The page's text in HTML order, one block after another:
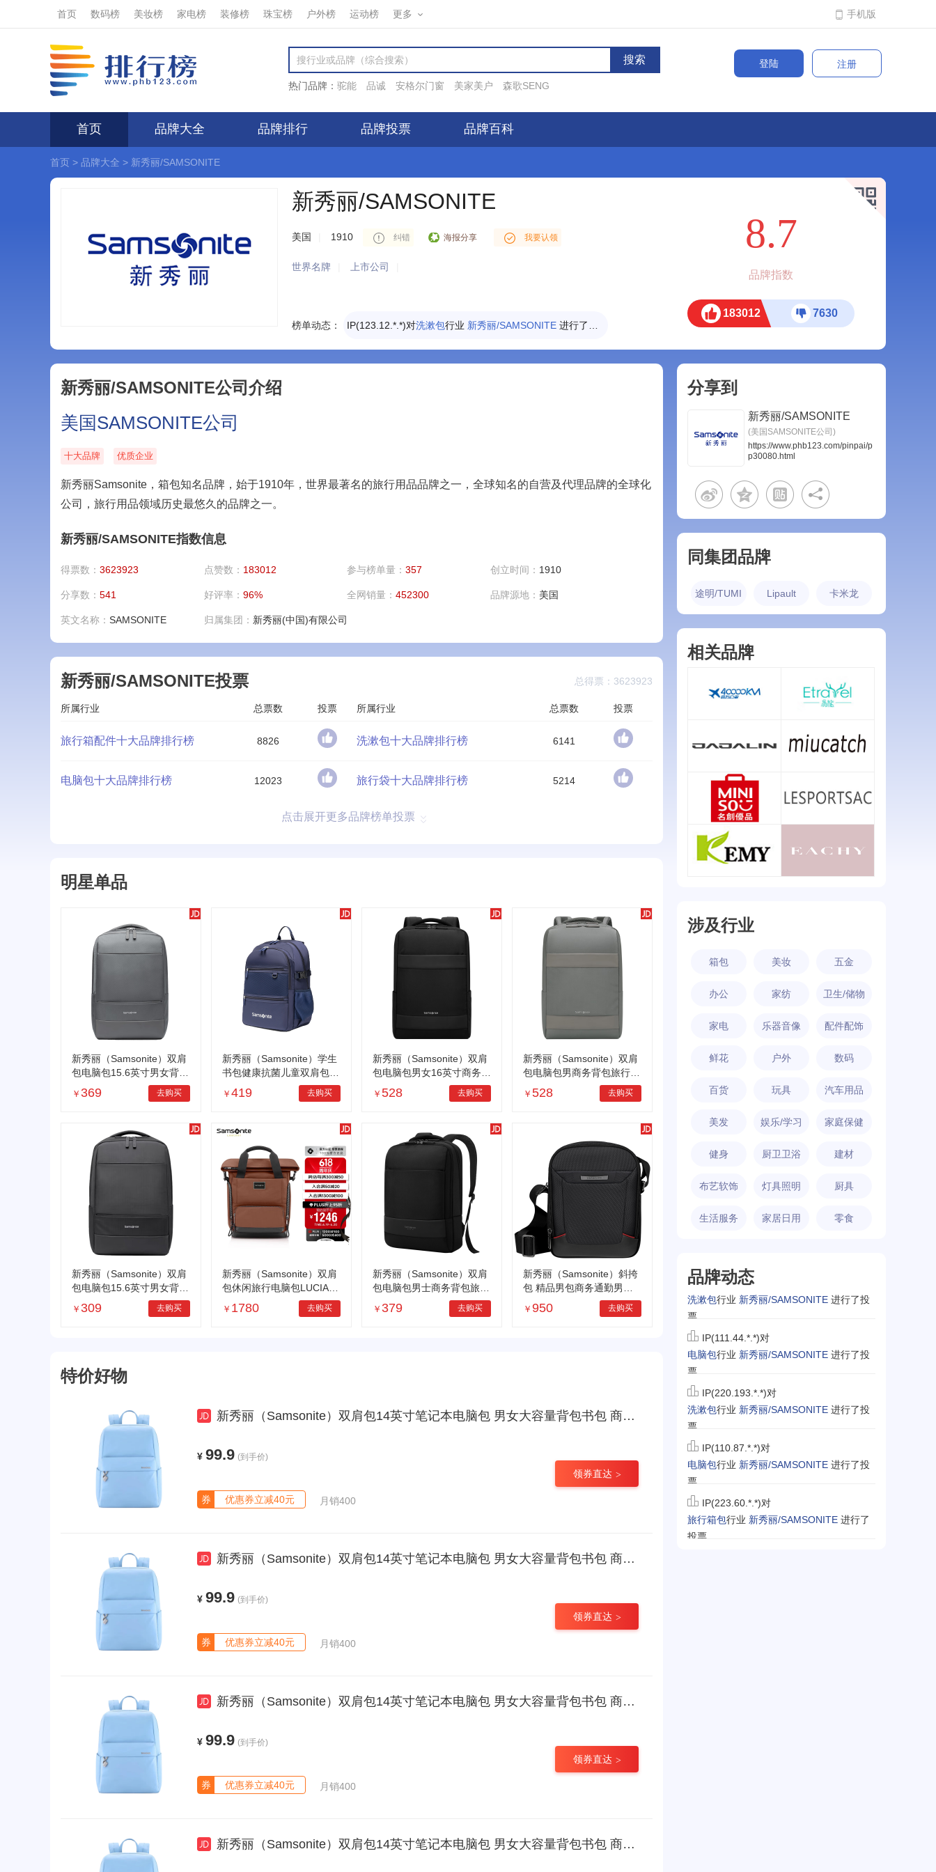
首页 数码榜 美妆榜 家电榜 装修榜 珠宝榜 户外榜 运动榜 更多 手机版
登陆
注册
热门品牌： 驼能 品诚 安格尔门窗 美家美户 森歌SENG
首页 品牌大全 品牌排行 品牌投票 品牌百科
首页 > 品牌大全 > 新秀丽/SAMSONITE
新秀丽/SAMSONITE
美国 1910 纠错 海报分享 我要认领
世界名牌 上市公司
榜单动态：
IP(220.193.*.*)对 洗漱包行业新秀丽/SAMSONITE
IP(110.87.*.*)对
IP(123.12.*.*)对洗漱包行业 新秀丽/SAMSONITE 进行了投票
IP(111.44.*.*)对电脑包行业新秀丽/SAMSONITE进行了投票
8.7
品牌指数
183012 7630
新秀丽/SAMSONITE公司介绍
美国SAMSONITE公司
十大品牌 优质企业
新秀丽Samsonite，箱包知名品牌，始于1910年，世界最著名的旅行用品品牌之一，全球知名的自营及代理品牌的全球化
公司，旅行用品领域历史最悠久的品牌之一。
新秀丽/SAMSONITE指数信息
得票数： 3623923 点赞数： 183012 参与榜单量： 357 创立时间： 1910
分享数： 541 好评率： 96% 全网销量： 452300 品牌源地： 美国
英文名称： SAMSONITE 归属集团： 新秀丽(中国)有限公司
总得票：3623923
新秀丽/SAMSONITE投票
所属行业 总票数 投票 所属行业 总票数 投票
旅行箱配件十大品牌排行榜 8826 洗漱包十大品牌排行榜 6141
电脑包十大品牌排行榜 12023 旅行袋十大品牌排行榜 5214
点击展开更多品牌榜单投票
明星单品
新秀丽（Samsonite）双肩
包电脑包15.6英寸男女背包
书包商务旅行包TX6 灰色
￥ 369 去购买
新秀丽（Samsonite）学生
书包健康抗菌儿童双肩包高
颜值背包轻便减负4-6年级T
U6*01007
￥ 419 去购买
新秀丽（Samsonite）双肩
包电脑包男女16英寸商务背
包旅行包苹果笔记本书包通
勤 黑色
￥ 528 去购买
新秀丽（Samsonite）双肩
包电脑包男商务背包旅行包
苹果笔记本电脑包15.6英寸
TX5灰色
￥ 528 去购买
新秀丽（Samsonite）双肩
包电脑包15.6英寸男女背包
书包商务旅行通勤包TX6*0
9001黑色
￥ 309 去购买
新秀丽（Samsonite）双肩
包休闲旅行电脑包LUCIA时
尚潮型背包13英寸TM7
￥ 1780 去购买
新秀丽（Samsonite）双肩
包电脑包男士商务背包旅行
包笔记本电脑包 15.6英寸B
U1黑色
￥ 379 去购买
新秀丽（Samsonite）斜挎
包 精品男包商务通勤男士
单肩包时尚休闲大容量KM2
*09002黑色
￥ 950 去购买
特价好物
新秀丽（Samsonite）双肩包14英寸笔记本电脑包 男女大容量背包书包 商务通勤出差旅行 蓝色微瑕款特价清仓【严禁干洗/热风机烘干】
¥ 99.9 (到手价)
券 优惠券立减40元 月销400
领券直达
新秀丽（Samsonite）双肩包14英寸笔记本电脑包 男女大容量背包书包 商务通勤出差旅行 蓝色微瑕款特价清仓【严禁干洗/热风机烘干】
¥ 99.9 (到手价)
券 优惠券立减40元 月销400
领券直达
新秀丽（Samsonite）双肩包14英寸笔记本电脑包 男女大容量背包书包 商务通勤出差旅行 蓝色微瑕款特价清仓【严禁干洗/热风机烘干】
¥ 99.9 (到手价)
券 优惠券立减40元 月销400
领券直达
新秀丽（Samsonite）双肩包14英寸笔记本电脑包 男女大容量背包书包 商务通勤出差旅行 蓝色微瑕款特价清仓【严禁干洗/热风机烘干】
分享到
新秀丽/SAMSONITE
(美国SAMSONITE公司)
https://www.phb123.com/pinpai/p
p30080.html
同集团品牌
途明/TUMI Lipault 卡米龙
相关品牌
易旅/ETRAVEL
查看详情
加加林/JAJALIN
查看详情 查看详情
名创优品/MINISO
查看详情 查看详情
涉及行业
箱包 美妆 五金
办公 家纺 卫生/储物
家电 乐器音像 配件配饰
鲜花 户外 数码
百货 玩具 汽车用品
美发 娱乐/学习 家庭保健
健身 厨卫卫浴 建材
布艺软饰 灯具照明 厨具
生活服务 家居日用 零食
品牌动态
IP(123.12.*.*)对
洗漱包行业新秀丽/SAMSONITE
票
电脑包行业新秀丽/SAMSONITE
票
洗漱包行业新秀丽/SAMSONITE
票
电脑包行业新秀丽/SAMSONITE
票
旅行箱包行业 新秀丽/SAMSONITE
投票